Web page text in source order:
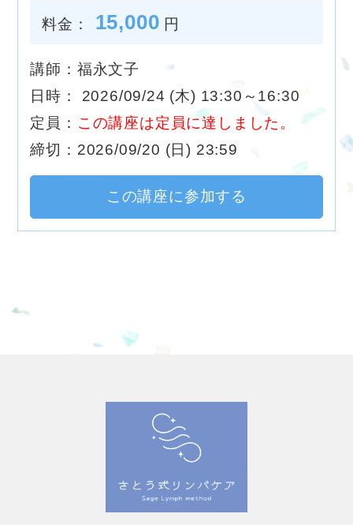
料金： 15,000 円
講師：福永文子
日時： 2026/09/24 (木) 13:30～16:30
定員： この講座は定員に達しました。
締切：2026/09/20 (日) 23:59
この講座に参加する